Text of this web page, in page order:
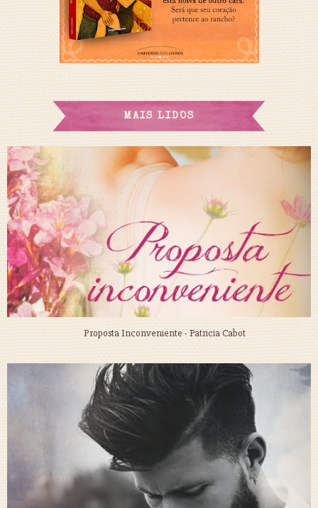
MAIS LIDOS
Proposta Inconveniente - Patricia Cabot